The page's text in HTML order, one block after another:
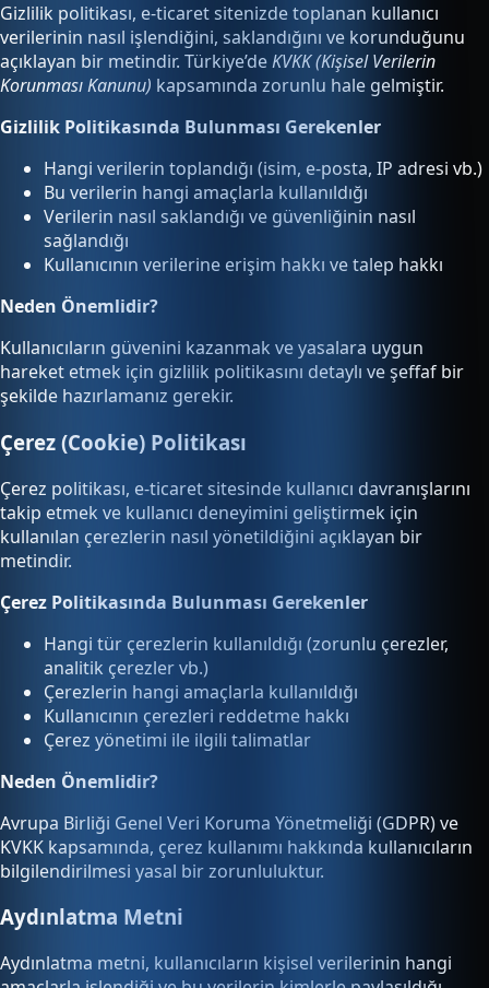
Gizlilik politikası, e-ticaret sitenizde toplanan kullanıcı
verilerinin nasıl işlendiğini, saklandığını ve korunduğunu
açıklayan bir metindir. Türkiye’deKVKK (Kişisel Verilerin
Korunması Kanunu) kapsamında zorunlu hale gelmiştir.
Gizlilik Politikasında Bulunması Gerekenler
Hangi verilerin toplandığı (isim, e-posta, IP adresi vb.)
Bu verilerin hangi amaçlarla kullanıldığı
Verilerin nasıl saklandığı ve güvenliğinin nasıl
sağlandığı
Kullanıcının verilerine erişim hakkı ve talep hakkı
Neden Önemlidir?
Kullanıcıların güvenini kazanmak ve yasalara uygun
hareket etmek için gizlilik politikasını detaylı ve şeffaf bir
şekilde hazırlamanız gerekir.
Çerez (Cookie) Politikası
Çerez politikası, e-ticaret sitesinde kullanıcı davranışlarını
takip etmek ve kullanıcı deneyimini geliştirmek için
kullanılan çerezlerin nasıl yönetildiğini açıklayan bir
metindir.
Çerez Politikasında Bulunması Gerekenler
Hangi tür çerezlerin kullanıldığı (zorunlu çerezler,
analitik çerezler vb.)
Çerezlerin hangi amaçlarla kullanıldığı
Kullanıcının çerezleri reddetme hakkı
Çerez yönetimi ile ilgili talimatlar
Neden Önemlidir?
Avrupa Birliği Genel Veri Koruma Yönetmeliği (GDPR) ve
KVKK kapsamında, çerez kullanımı hakkında kullanıcıların
bilgilendirilmesi yasal bir zorunluluktur.
Aydınlatma Metni
Aydınlatma metni, kullanıcıların kişisel verilerinin hangi